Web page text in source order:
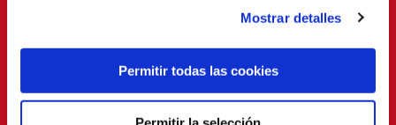
Mostrar detalles
Permitir todas las cookies